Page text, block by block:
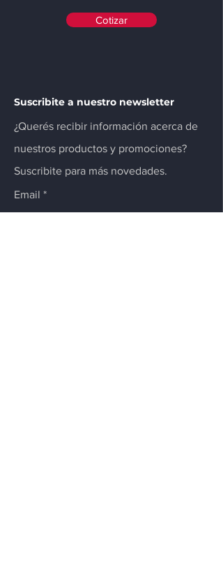
Cotizar
Suscribite a nuestro newsletter
¿Querés recibir información acerca de
nuestros productos y promociones?
Suscribite para más novedades.
Email